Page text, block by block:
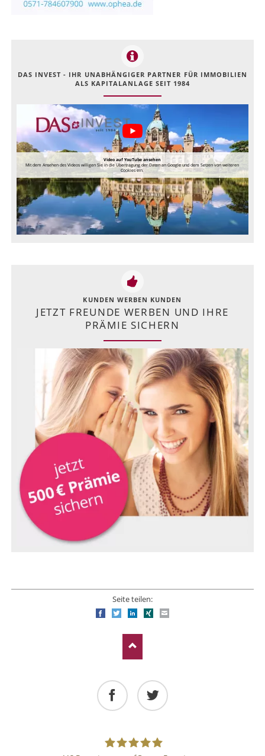
DAS INVEST - IHR UNABHÄNGIGER PARTNER FÜR IMMOBILIEN
ALS KAPITALANLAGE SEIT 1984
Video auf YouTube ansehen
Mit dem Ansehen des Videos willigen Sie in die Übertragung der Daten an Google und dem Setzen von weiteren
Cookies ein.
KUNDEN WERBEN KUNDEN
JETZT FREUNDE WERBEN UND IHRE
PRÄMIE SICHERN
Seite teilen:
FacebookTwitterLinkedIn
Xing